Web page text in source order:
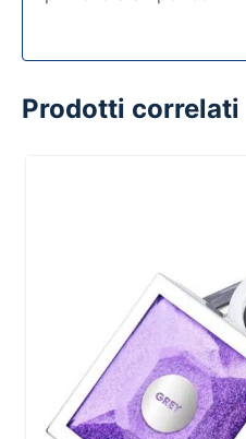
Prodotti correlati